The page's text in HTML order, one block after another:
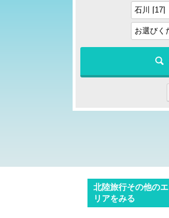
北陸旅行その他のエ
リアをみる